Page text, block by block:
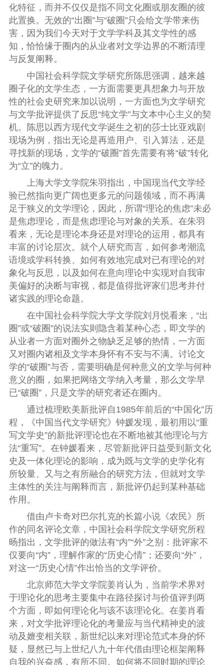
化特征，而并不仅仅是指不同文化圈或朋友圈的彼
此置换。无效的“出圈”与“破圈”只会给文学带来伤
害，因为我们今天对于文学学科及其文学性的感
知，恰恰缘于圈内的从业者对文学边界的不断清理
与反复阐释。
中国社会科学院文学研究所陈思强调，越来越
圈子化的文学生态，一方面需要更具想象力与开放
性的社会史研究来加以说明，一方面也为文学研究
与文学批评提供了反思“纯文学”与文本中心主义的契
机。陈思以西方现代文学诞生之初的莎士比亚戏剧
现场为例，指出无论是再造用户、引入算法，还是
寻找新的现场，文学的“破圈”首先需要有将“破”转化
为“立”的魄力。
上海大学文学院朱羽指出，中国现当代文学经
验已然指向更广阔也更多元的问题领域，而不再满
足于狭义的文学理论，因此，所谓“理论的焦虑”未必
是焦虑理论，而是焦虑理论与对象的关系。在朱羽
看来，无论是理论本身还是对理论的运用，都具有
丰富的讨论层次。就个人研究而言，如何参考潮流
语境或学科转换、如何有效地完成对已有理论的对
象化与反思，以及如何在意向理论中实现对自我审
美偏好的决断与审视，都是值得批评家们思考并付
诸实践的理论命题。
在中国社会科学院大学文学院刘月悦看来，“出
圈”或“破圈”的说法实则隐含着某种心态，即文学的
从业者一方面对圈外之物缺乏足够的热情，一方面
又对圈内诸相及文学本身怀有不安与不满。讨论文
学的“破圈”与否，需要明确是何种意义的文学与何种
意义的圈，如果把网络文学纳入考量，那么文学早
已“破圈”，只是文学的研究者还在圈内。
通过梳理欧美新批评自1985年前后的“中国化”历
程，《中国当代文学研究》钟媛发现，最初用以“重
写文学史”的新批评理论也在不断地被其他理论与方
法“重写”。在钟媛看来，尽管新批评日益受到新文化
史及一体化理论的影响，成为既与文学的史学化有
所较量、又与之有所融合的研究方法，但就对文学
主体性的关注与阐释而言，新批评仍起到某种基础
作用。
借由卢卡奇对巴尔扎克的长篇小说《农民》所
作的同名评论文章，中国社会科学院文学研究所程
旸指出，文学批评的做法有“内”“外”之别：批评家不
仅要向“内”，理解作家的“历史心情”；还要向“外”，
对这一“历史心情”作出恰当的文学评价。
北京师范大学文学院姜肖认为，当前学术界对
于理论化的思考主要集中在路径探讨与价值评判两
个方面，即如何理论化与该不该理论化。在姜肖看
来，对文学批评理论化的考量应与当代精神史的波
动及嬗变相关联，新世纪以来对理论范式本身的怀
疑，显然已与上世纪八九十年代借由理论框架阐释
自我的兴奋感，有所不同。如何将不同时期的理论